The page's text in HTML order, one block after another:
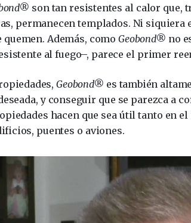
son tan resistentes al calor que,
permanecen templados. Ni siquiera
quemen. Además, comoGeobond® no
al fuego–, parece el primer
Geobond® es también
y conseguir que se parezca a
hacen que sea útil tanto en
puentes o aviones.